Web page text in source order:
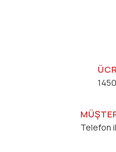
Telefon